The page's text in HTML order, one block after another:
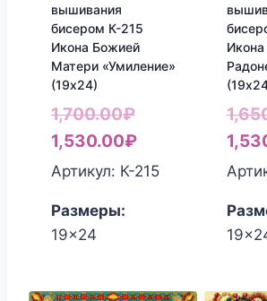
вышивания
бисером К-215
Икона Божией
Матери «Умиление»
(19х24)
1,700.00₽
цена
составляла
1,530.00₽Текущая
цена:
Артикул: К-215
Размеры:
19x24